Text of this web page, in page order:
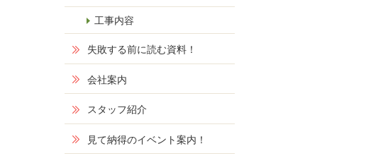
工事内容
失敗する前に読む資料！
会社案内
スタッフ紹介
見て納得のイベント案内！